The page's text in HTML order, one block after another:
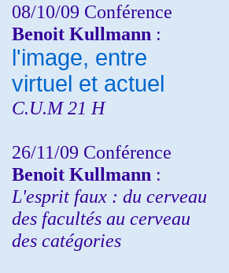
08/10/09 Conférence
Benoit Kullmann :
l'image, entre
virtuel et actuel
C.U.M 21 H
26/11/09 Conférence
Benoit Kullmann :
L'esprit faux : du cerveau
des facultés au cerveau
des catégories